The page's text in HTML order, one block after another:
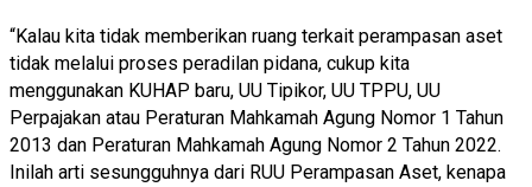
“Kalau kita tidak memberikan ruang terkait perampasan aset
tidak melalui proses peradilan pidana, cukup kita
menggunakan KUHAP baru, UU Tipikor, UU TPPU, UU
Perpajakan atau Peraturan Mahkamah Agung Nomor 1 Tahun
2013 dan Peraturan Mahkamah Agung Nomor 2 Tahun 2022.
Inilah arti sesungguhnya dari RUU Perampasan Aset, kenapa